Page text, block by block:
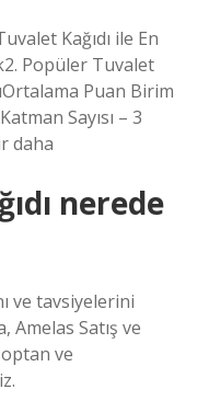
Kağıdı ile En
Popüler Tuvalet
Puan Birim
Sayısı – 3
daha
nerede
ve tavsiyelerini
Satış ve
ve